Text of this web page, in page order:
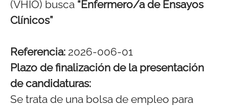
(VHIO) busca “Enfermero/a de Ensayos
Clínicos”
Referencia: 2026-006-01
Plazo de finalización de la presentación
de candidaturas:
Se trata de una bolsa de empleo para